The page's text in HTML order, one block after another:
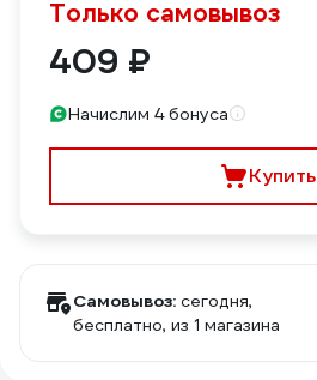
Только самовывоз
409 ₽
Начислим 4 бонуса
Купить
Самовывоз: сегодня,
бесплатно, из 1 магазина